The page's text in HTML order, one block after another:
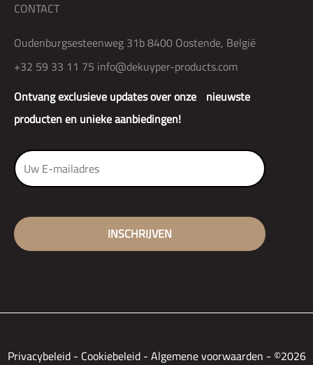
Ontvang exclusieve updates over onze nieuwste
producten en unieke aanbiedingen!
CONTACT
Oudenburgsesteenweg 31b 8400 Oostende, België
+32 59 33 11 75 info@dekuyper-products.com
Privacybeleid- Cookiebeleid-Algemene voorwaarden - ©2026